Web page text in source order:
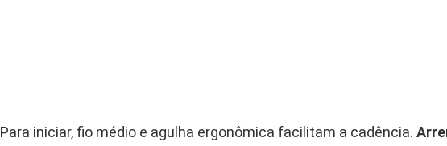
Para iniciar, fio médio e agulha ergonômica facilitam a cadência.